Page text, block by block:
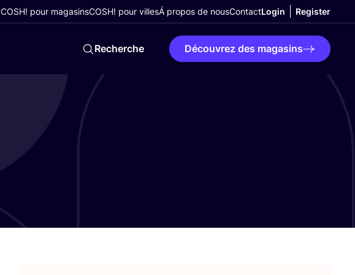
COSH! pour magasinsCOSH! pour villesÁ propos de nousContactLogin Register
Recherche Découvrez des magasins